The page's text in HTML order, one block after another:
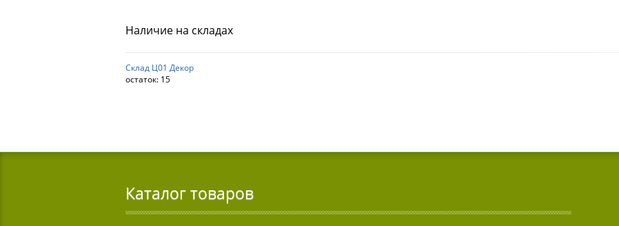
Наличие на складах
Склад Ц01 Декор
остаток: 15
Каталог товаров